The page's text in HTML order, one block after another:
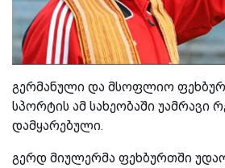
გერმანული და მსოფლიო
სპორტის ამ სახეობაში უამრავი
დამყარებული.
გერდ მიულერმა ფეხბურთში